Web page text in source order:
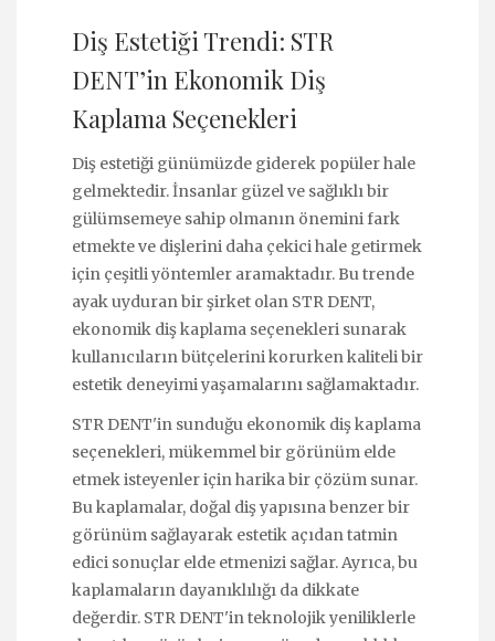
Diş Estetiği Trendi: STR
DENT’in Ekonomik Diş
Kaplama Seçenekleri
Diş estetiği günümüzde giderek popüler hale
gelmektedir. İnsanlar güzel ve sağlıklı bir
gülümsemeye sahip olmanın önemini fark
etmekte ve dişlerini daha çekici hale getirmek
için çeşitli yöntemler aramaktadır. Bu trende
ayak uyduran bir şirket olan STR DENT,
ekonomik diş kaplama seçenekleri sunarak
kullanıcıların bütçelerini korurken kaliteli bir
estetik deneyimi yaşamalarını sağlamaktadır.
STR DENT'in sunduğu ekonomik diş kaplama
seçenekleri, mükemmel bir görünüm elde
etmek isteyenler için harika bir çözüm sunar.
Bu kaplamalar, doğal diş yapısına benzer bir
görünüm sağlayarak estetik açıdan tatmin
edici sonuçlar elde etmenizi sağlar. Ayrıca, bu
kaplamaların dayanıklılığı da dikkate
değerdir. STR DENT'in teknolojik yeniliklerle